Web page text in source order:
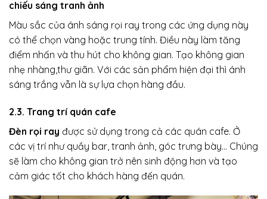
chiếu sáng tranh ảnh
Màu sắc của ánh sáng rọi ray trong các ứng dụng này
có thể chọn vàng hoặc trung tính. Điều này làm tăng
điểm nhấn và thu hút cho không gian. Tạo không gian
nhẹ nhàng,thư giãn. Với các sản phẩm hiện đại thì ánh
sáng trắng vẫn là sự lựa chọn hàng đầu.
2.3. Trang trí quán cafe
Đèn rọi ray được sử dụng trong cả các quán cafe. Ở
các vị trí như quầy bar, tranh ảnh, góc trưng bày… Chúng
sẽ làm cho không gian trở nên sinh động hơn và tạo
cảm giác tốt cho khách hàng đến quán.